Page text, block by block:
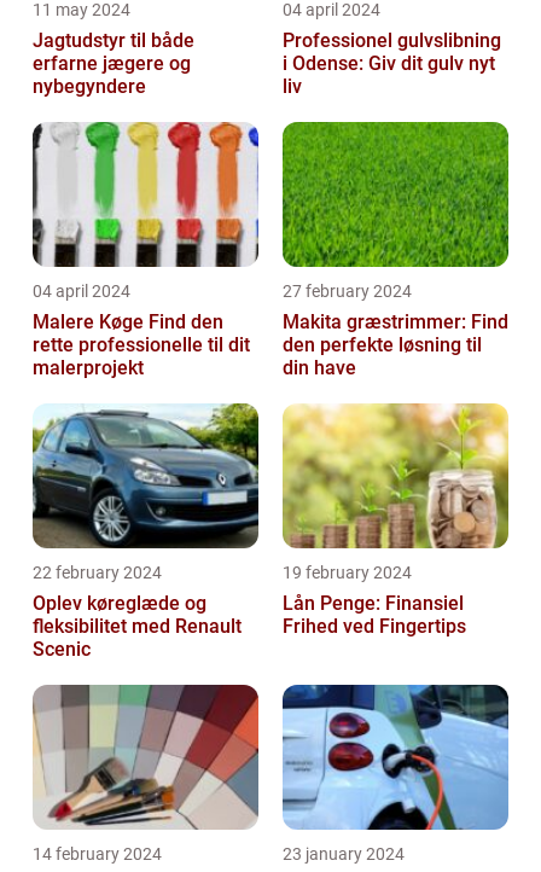
11 may 2024
Jagtudstyr til både
erfarne jægere og
nybegyndere
04 april 2024
Professionel gulvslibning
i Odense: Giv dit gulv nyt
liv
04 april 2024
Malere Køge Find den
rette professionelle til dit
malerprojekt
27 february 2024
Makita græstrimmer: Find
den perfekte løsning til
din have
22 february 2024
Oplev køreglæde og
fleksibilitet med Renault
Scenic
19 february 2024
Lån Penge: Finansiel
Frihed ved Fingertips
14 february 2024 23 january 2024